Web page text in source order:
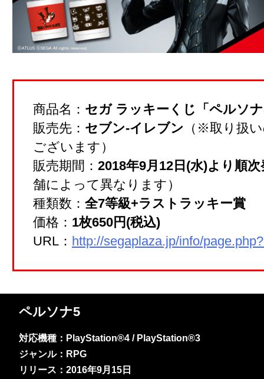
商品名： セガ ラッキーくじ「ペルソ
販売先： セブン-イレブン （※取り扱
ございます）
販売期間： 2018年9月12日(水)より順次
舗によって異なります）
種類数： 全7等級+ラストラッキー賞
価格： 1枚650円(税込)
URL： http://segaplaza.jp/info/
ペルソナ5
対応機種：PlayStation®4 / PlayStation®3
ジャンル：RPG
リリース：2016年9月15日